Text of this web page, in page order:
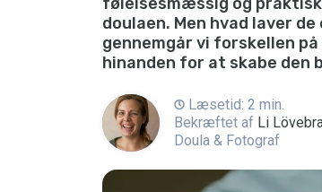
doulaen. Men hvad laver
gennemgår vi forskellen
hinanden for at skabe den
Læsetid: 2 min.
Bekræftet af Li
Doula & Fotograf